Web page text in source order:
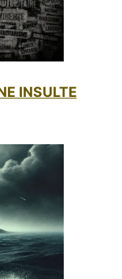
INSULTE